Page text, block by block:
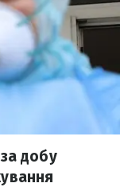
добу